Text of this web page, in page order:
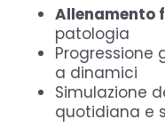
Allenamento
patologia
Progressione
a dinamici
Simulazione
quotidiana e